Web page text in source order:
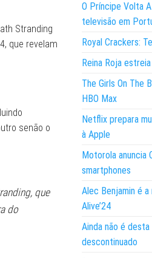
Stranding
que revelam
senão o
que
do
O Príncipe Volta
televisão em
Royal Crackers:
Reina Roja
The Girls On The
HBO Max
Netflix prepara
à Apple
Motorola anuncia
smartphones
Alec Benjamin é
Alive’24
Ainda não é
descontinuado